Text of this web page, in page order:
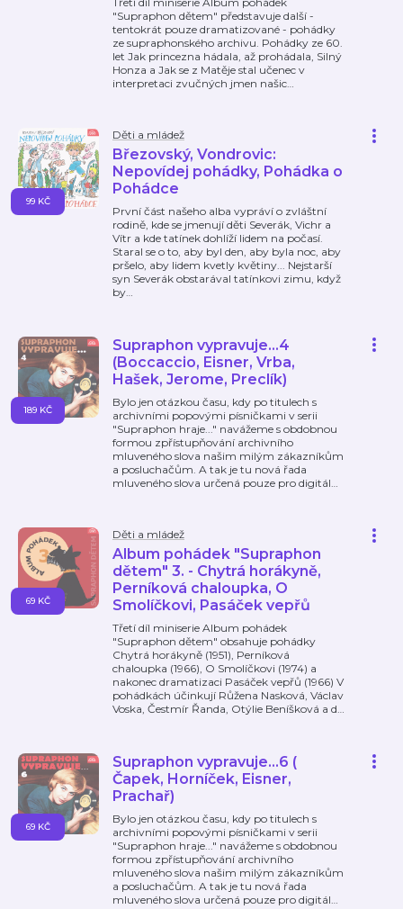
"Supraphon dětem" představuje další -
tentokrát pouze dramatizované - pohádky
ze supraphonského archivu. Pohádky ze 60.
let Jak princezna hádala, až prohádala, Silný
Honza a Jak se z Matěje stal učenec v
interpretaci zvučných jmen našic…
Děti a mládež
Březovský, Vondrovic:
Nepovídej pohádky, Pohádka o
Pohádce
První část našeho alba vypráví o zvláštní
rodině, kde se jmenují děti Severák, Vichr a
Vítr a kde tatínek dohlíží lidem na počasí.
Staral se o to, aby byl den, aby byla noc, aby
pršelo, aby lidem kvetly květiny... Nejstarší
syn Severák obstarával tatínkovi zimu, když
by…
99 KČ
Supraphon vypravuje...4
(Boccaccio, Eisner, Vrba,
Hašek, Jerome, Preclík)
Bylo jen otázkou času, kdy po titulech s
archivními popovými písničkami v serii
"Supraphon hraje..." navážeme s obdobnou
formou zpřístupňování archivního
mluveného slova našim milým zákazníkům
a posluchačům. A tak je tu nová řada
mluveného slova určená pouze pro digitál…
189 KČ
Děti a mládež
Album pohádek "Supraphon
dětem" 3. - Chytrá horákyně,
Perníková chaloupka, O
Smolíčkovi, Pasáček vepřů
Třetí díl miniserie Album pohádek
"Supraphon dětem" obsahuje pohádky
Chytrá horákyně (1951), Perníková
chaloupka (1966), O Smolíčkovi (1974) a
nakonec dramatizaci Pasáček vepřů (1966) V
pohádkách účinkují Růžena Nasková, Václav
Voska, Čestmír Řanda, Otýlie Beníšková a d…
69 KČ
Supraphon vypravuje...6 (
Čapek, Horníček, Eisner,
Prachař)
Bylo jen otázkou času, kdy po titulech s
archivními popovými písničkami v serii
"Supraphon hraje..." navážeme s obdobnou
formou zpřístupňování archivního
mluveného slova našim milým zákazníkům
a posluchačům. A tak je tu nová řada
mluveného slova určená pouze pro digitál…
69 KČ